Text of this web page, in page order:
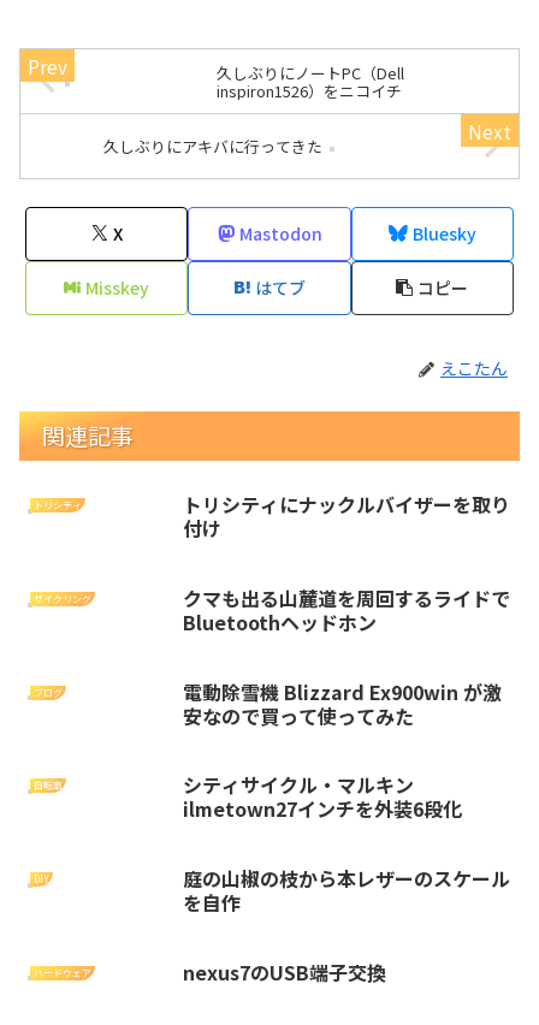
久しぶりにノートPC（Dell
inspiron1526）をニコイチ
久しぶりにアキバに行ってきた
X Mastodon Bluesky
Misskey はてブ コピー
えこたん
関連記事
トリシティ
トリシティにナックルバイザーを取り
付け
サイクリング
クマも出る山麓道を周回するライドで
Bluetoothヘッドホン
ブログ
電動除雪機 Blizzard Ex900win が激
安なので買って使ってみた
自転車
シティサイクル・マルキン
ilmetown27インチを外装6段化
DIY
庭の山椒の枝から本レザーのスケール
を自作
ハードウェア nexus7のUSB端子交換